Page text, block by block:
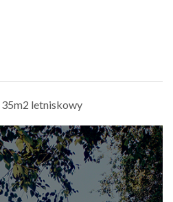
35m2 letniskowy